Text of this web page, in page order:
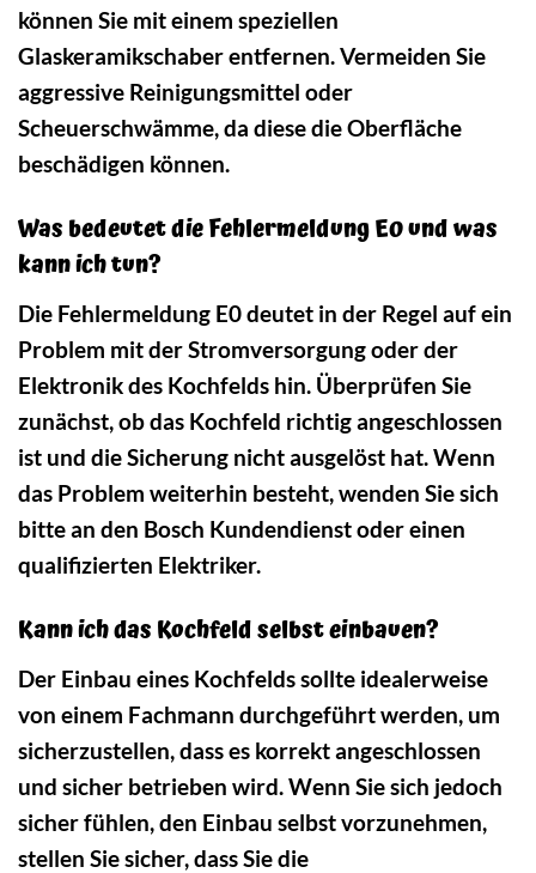
können Sie mit einem speziellen
Glaskeramikschaber entfernen. Vermeiden Sie
aggressive Reinigungsmittel oder
Scheuerschwämme, da diese die Oberfläche
beschädigen können.
Was bedeutet die Fehlermeldung E0 und was
kann ich tun?
Die Fehlermeldung E0 deutet in der Regel auf ein
Problem mit der Stromversorgung oder der
Elektronik des Kochfelds hin. Überprüfen Sie
zunächst, ob das Kochfeld richtig angeschlossen
ist und die Sicherung nicht ausgelöst hat. Wenn
das Problem weiterhin besteht, wenden Sie sich
bitte an den Bosch Kundendienst oder einen
qualifizierten Elektriker.
Kann ich das Kochfeld selbst einbauen?
Der Einbau eines Kochfelds sollte idealerweise
von einem Fachmann durchgeführt werden, um
sicherzustellen, dass es korrekt angeschlossen
und sicher betrieben wird. Wenn Sie sich jedoch
sicher fühlen, den Einbau selbst vorzunehmen,
stellen Sie sicher, dass Sie die